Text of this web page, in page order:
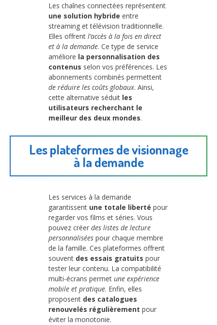
Les chaînes connectées représentent
une solution hybride entre
streaming et télévision traditionnelle.
Elles offrent l’accès à la fois en direct
et à la demande. Ce type de service
améliore la personnalisation des
contenus selon vos préférences. Les
abonnements combinés permettent
de réduire les coûts globaux. Ainsi,
cette alternative séduit les
utilisateurs recherchant le
meilleur des deux mondes.
Les plateformes de visionnage
à la demande
Les services à la demande
garantissent une totale liberté pour
regarder vos films et séries. Vous
pouvez créer des listes de lecture
personnalisées pour chaque membre
de la famille. Ces plateformes offrent
souvent des essais gratuits pour
tester leur contenu. La compatibilité
multi-écrans permet une expérience
mobile et pratique. Enfin, elles
proposent des catalogues
renouvelés régulièrement pour
éviter la monotonie.